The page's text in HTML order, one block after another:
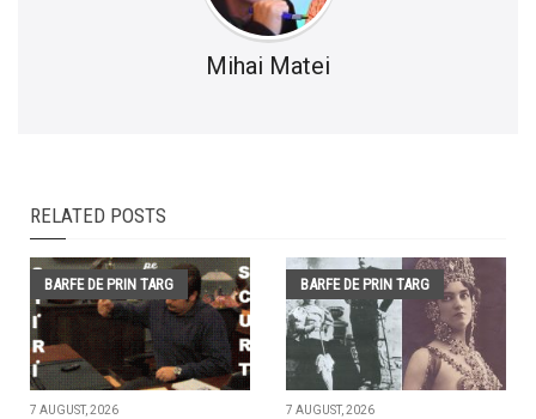
Mihai Matei
RELATED POSTS
BARFE DE PRIN TARG
7 AUGUST, 2026
BARFE DE PRIN TARG
7 AUGUST, 2026